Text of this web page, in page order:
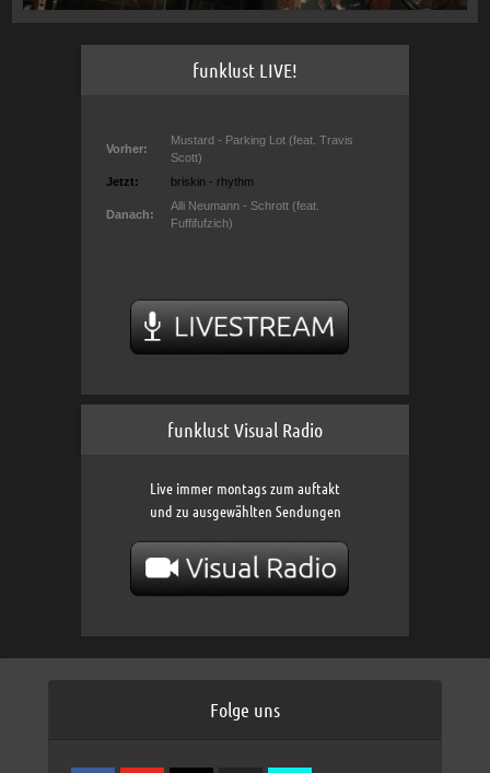
funklust LIVE!
funklust Visual Radio
Live immer montags zum auftakt
und zu ausgewählten Sendungen
Folge uns